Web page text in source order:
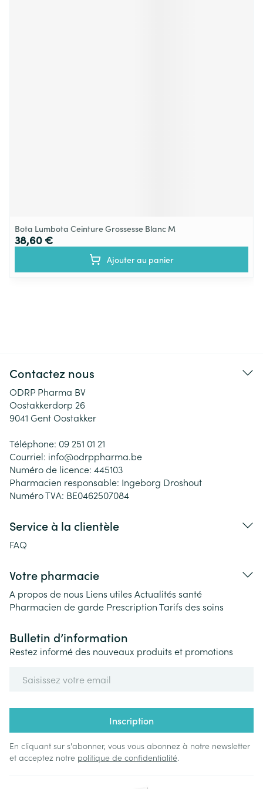
Bota Lumbota Ceinture Grossesse Blanc M
38,60 €
Ajouter au panier
Contactez nous
ODRP Pharma BV
Oostakkerdorp 26
9041 Gent Oostakker
Téléphone: 09 251 01 21
Courriel: info@odrppharma.be
Numéro de licence: 445103
Pharmacien responsable: Ingeborg Droshout
Numéro TVA: BE0462507084
Service à la clientèle
FAQ
Votre pharmacie
A propos de nous Liens utiles Actualités santé
Pharmacien de garde PrescriptionTarifs des soins
Bulletin d’information
Restez informé des nouveaux produits et promotions
Inscription
En cliquant sur s'abonner, vous vous abonnez à notre newsletter
et acceptez notre politique de confidentialité.